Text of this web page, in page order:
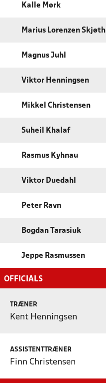
Kalle Mørk
Marius Lorenzen Skjøth
Magnus Juhl
Viktor Henningsen
Mikkel Christensen
Suheil Khalaf
Rasmus Kyhnau
Viktor Duedahl
Peter Ravn
Bogdan Tarasiuk
Jeppe Rasmussen
OFFICIALS
TRÆNER
Kent Henningsen
ASSISTENTTRÆNER
Finn Christensen